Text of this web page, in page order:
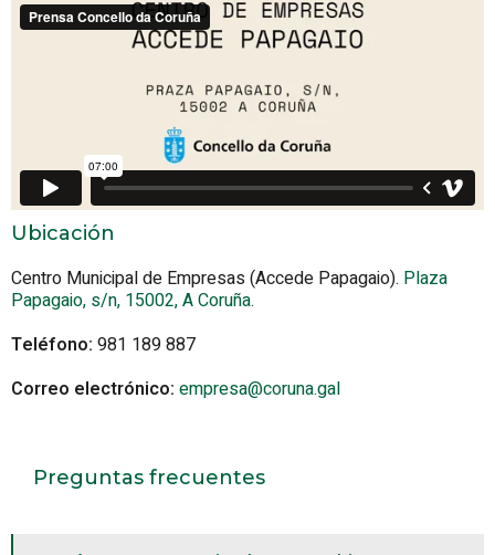
Ubicación
Centro Municipal de Empresas (Accede Papagaio). Plaza
Papagaio, s/n, 15002, A Coruña.
Teléfono: 981 189 887
Correo electrónico: empresa@coruna.gal
Preguntas frecuentes